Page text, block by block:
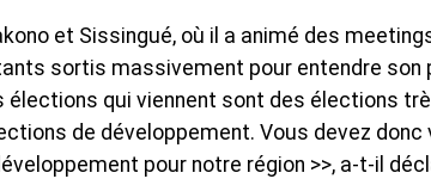
et Sissingué, où il a animé des
sortis massivement pour entendre son
élections qui viennent sont des élections
de développement. Vous devez
pour notre région >>, a-t-il